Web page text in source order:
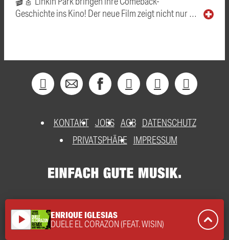
Geschichte ins Kino! Der neue Film zeigt nicht nur …
KONTAKT JOBS AGB DATENSCHUTZ
PRIVATSPHÄRE
IMPRESSUM
play_arrow ENRIQUE IGLESIAS
DUELE EL CORAZON (FEAT. WISIN)